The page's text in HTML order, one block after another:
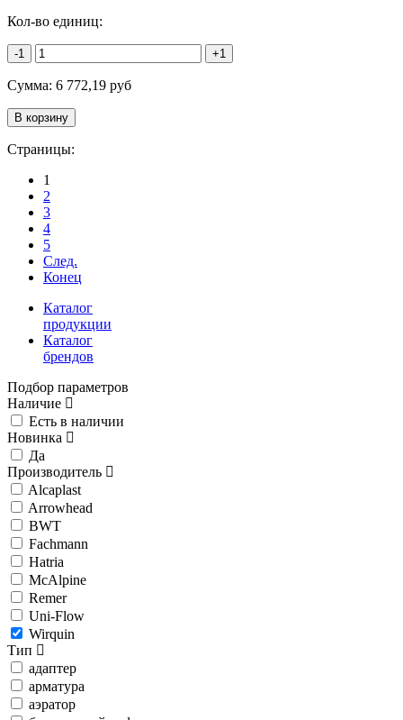
Кол-во единиц:
-1 +1
Сумма: 6 772,19 руб
Страницы:
1
2
3
4
5
След.
Конец
Каталог
продукции
Каталог
брендов
Подбор параметров
Наличие
Есть в наличии
Новинка
Да
Производитель
Alcaplast
Arrowhead
BWT
Fachmann
Hatria
McAlpine
Remer
Uni-Flow
Wirquin
Тип
адаптер
арматура
аэратор